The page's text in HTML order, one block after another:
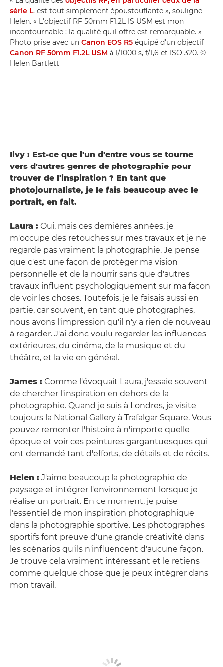
série L, est tout simplement époustouflante », souligne
Helen. « L'objectif RF 50mm F1.2L IS USM est mon
incontournable : la qualité qu'il offre est remarquable. »
Photo prise avec un Canon EOS R5 équipé d'un objectif
Canon RF 50mm F1.2L USM à 1/1000 s, f/1,6 et ISO 320. ©
Helen Bartlett
Ilvy : Est-ce que l'un d'entre vous se tourne
vers d'autres genres de photographie pour
trouver de l'inspiration ? En tant que
photojournaliste, je le fais beaucoup avec le
portrait, en fait.
Laura : Oui, mais ces dernières années, je
m'occupe des retouches sur mes travaux et je ne
regarde pas vraiment la photographie. Je pense
que c'est une façon de protéger ma vision
personnelle et de la nourrir sans que d'autres
travaux influent psychologiquement sur ma façon
de voir les choses. Toutefois, je le faisais aussi en
partie, car souvent, en tant que photographes,
nous avons l'impression qu'il n'y a rien de nouveau
à regarder. J'ai donc voulu regarder les influences
extérieures, du cinéma, de la musique et du
théâtre, et la vie en général.
James : Comme l'évoquait Laura, j'essaie souvent
de chercher l'inspiration en dehors de la
photographie. Quand je suis à Londres, je visite
toujours la National Gallery à Trafalgar Square. Vous
pouvez remonter l'histoire à n'importe quelle
époque et voir ces peintures gargantuesques qui
ont demandé tant d'efforts, de détails et de récits.
Helen : J'aime beaucoup la photographie de
paysage et intégrer l'environnement lorsque je
réalise un portrait. En ce moment, je puise
l'essentiel de mon inspiration photographique
dans la photographie sportive. Les photographes
sportifs font preuve d'une grande créativité dans
les scénarios qu'ils n'influencent d'aucune façon.
Je trouve cela vraiment intéressant et le retiens
comme quelque chose que je peux intégrer dans
mon travail.